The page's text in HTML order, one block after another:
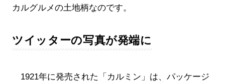
カルグルメの土地柄なのです。
ツイッターの写真が発端に
1921年に発売された「カルミン」は、パッケージ